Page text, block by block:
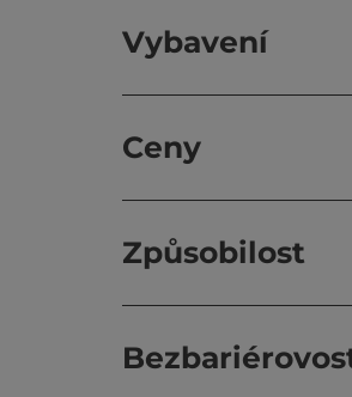
Vybavení
Ceny
Způsobilost